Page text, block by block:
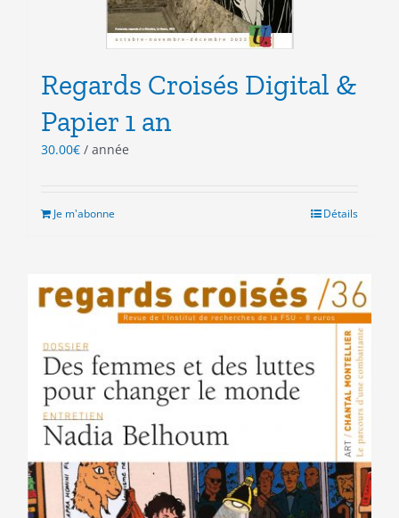
Regards Croisés Digital &
Papier 1 an
30.00€ / année
Je m'abonne Détails